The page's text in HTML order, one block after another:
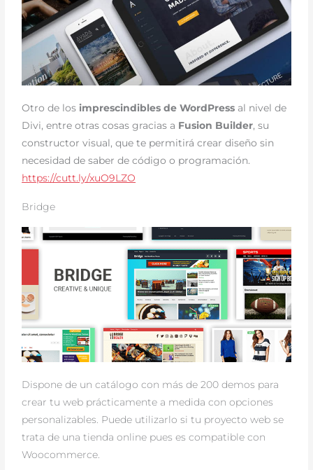
Otro de los imprescindibles de WordPress al nivel de
Divi, entre otras cosas gracias a Fusion Builder, su
constructor visual, que te permitirá crear diseño sin
necesidad de saber de código o programación.
https://cutt.ly/xuO9LZO
Bridge
Dispone de un catálogo con más de 200 demos para
crear tu web prácticamente a medida con opciones
personalizables. Puede utilizarlo si tu proyecto web se
trata de una tienda online pues es compatible con
Woocommerce.